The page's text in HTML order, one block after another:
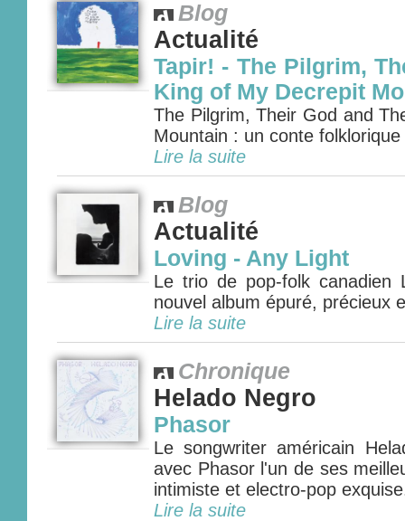
Blog
Actualité
Tapir! - The Pilgrim,
King of My Decrepit
The Pilgrim, Their God and
Mountain : un conte
Lire la suite
Blog
Actualité
Loving - Any Light
Le trio de pop-folk canadien
nouvel album épuré, précieux
Lire la suite
Chronique
Helado Negro
Phasor
Le songwriter américain
avec Phasor l'un de ses
intimiste et electro-pop
Lire la suite